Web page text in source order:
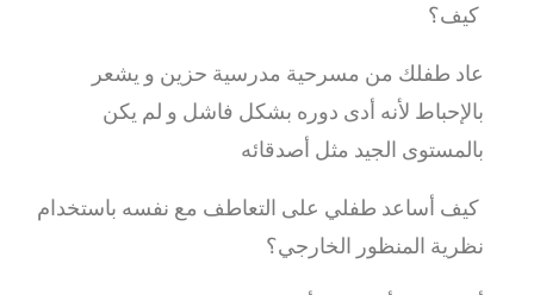
كيف؟
عاد طفلك من مسرحية مدرسية حزين و يشعر
بالإحباط لأنه أدى دوره بشكل فاشل و لم يكن
بالمستوى الجيد مثل أصدقائه
كيف أساعد طفلي على التعاطف مع نفسه باستخدام
نظرية المنظور الخارجي؟